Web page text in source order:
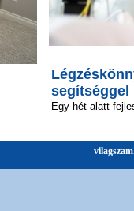
segítséggel
Egy hét alatt